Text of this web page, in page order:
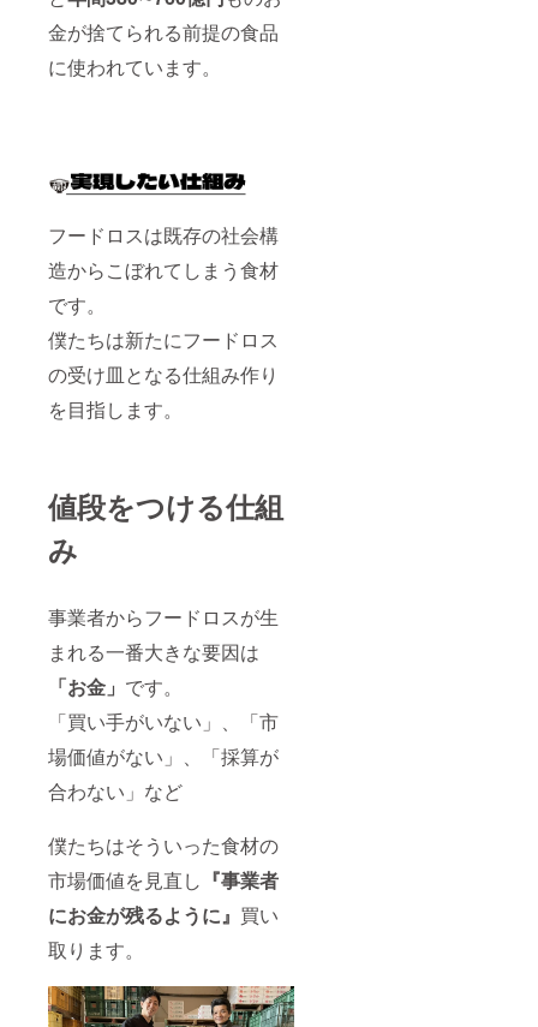
金が捨てられる前提の食品
に使われています。
フードロスは既存の社会構
造からこぼれてしまう食材
です。
僕たちは新たにフードロス
の受け皿となる仕組み作り
を目指します。
値段をつける仕組
み
事業者からフードロスが生
まれる一番大きな要因は
「お金」 です。
「買い手がいない」、「市
場価値がない」、「採算が
合わない」など
僕たちはそういった食材の
市場価値を見直し 『事業者
にお金が残るように』 買い
取ります。